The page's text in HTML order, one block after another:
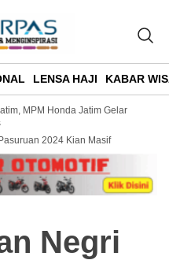
LENSA HAJI KABAR
MPM Honda Jatim Gelar
2024 Kian Masif
Negri